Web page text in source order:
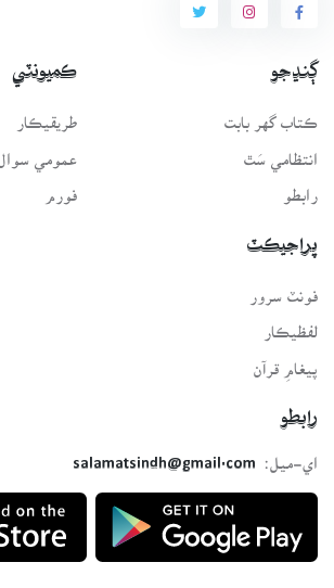
ڳنڍجو
ڪتاب گهر بابت
انتظامي سَٿ
رابطو
ڪميونٽي
طريقيڪار
عمومي سوال
فورم
پراجيڪٽ
لفظيڪار
پيغامِ قرآن
رابطو
اي-ميل:
salamatsindh@gmail.com